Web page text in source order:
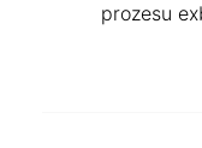
prozesu